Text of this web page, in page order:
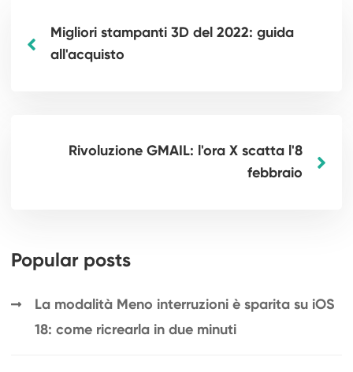
Migliori stampanti 3D del 2022: guida
all'acquisto
Rivoluzione GMAIL: l'ora X scatta l'8
febbraio
Popular posts
La modalità Meno interruzioni è sparita su iOS
18: come ricrearla in due minuti